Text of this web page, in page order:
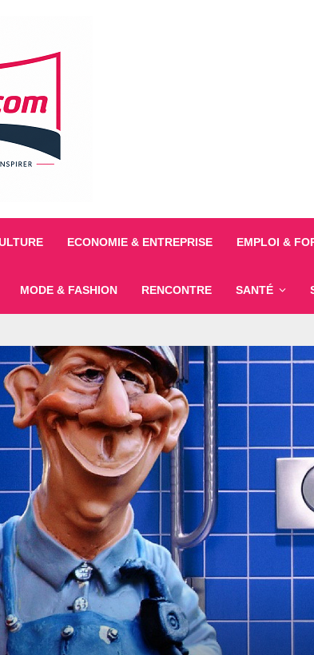
ECONOMIE & ENTREPRISE EMPLOI &
MODE & FASHION RENCONTRE SANTÉ